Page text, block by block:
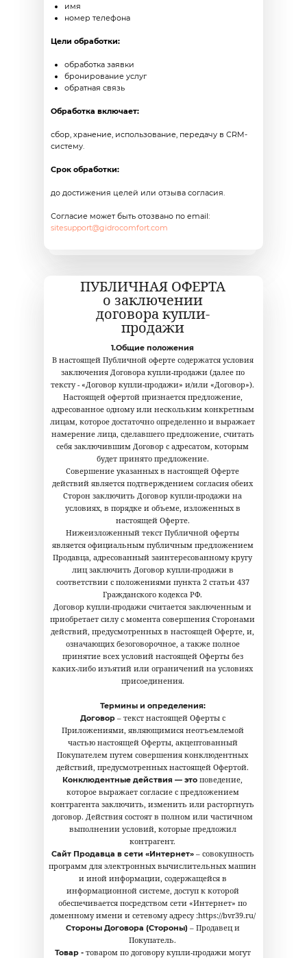
имя
номер телефона
Цели обработки:
обработка заявки
бронирование услуг
обратная связь
Обработка включает:
сбор, хранение, использование, передачу в CRM-
систему.
Срок обработки:
до достижения целей или отзыва согласия.
Согласие может быть отозвано по email:
sitesupport@gidrocomfort.com
ПУБЛИЧНАЯ ОФЕРТА
о заключении
договора купли-
продажи
1.Общие положения
В настоящей Публичной оферте содержатся условия
заключения Договора купли-продажи (далее по
тексту - «Договор купли-продажи» и/или «Договор»).
Настоящей офертой признается предложение,
адресованное одному или нескольким конкретным
лицам, которое достаточно определенно и выражает
намерение лица, сделавшего предложение, считать
себя заключившим Договор с адресатом, которым
будет принято предложение.
Совершение указанных в настоящей Оферте
действий является подтверждением согласия обеих
Сторон заключить Договор купли-продажи на
условиях, в порядке и объеме, изложенных в
настоящей Оферте.
Нижеизложенный текст Публичной оферты
является официальным публичным предложением
Продавца, адресованный заинтересованному кругу
лиц заключить Договор купли-продажи в
соответствии с положениями пункта 2 статьи 437
Гражданского кодекса РФ.
Договор купли-продажи считается заключенным и
приобретает силу с момента совершения Сторонами
действий, предусмотренных в настоящей Оферте, и,
означающих безоговорочное, а также полное
принятие всех условий настоящей Оферты без
каких-либо изъятий или ограничений на условиях
присоединения.
Термины и определения:
Договор– текст настоящей Оферты с
Приложениями, являющимися неотъемлемой
частью настоящей Оферты, акцептованный
Покупателем путем совершения конклюдентных
действий, предусмотренных настоящей Офертой.
Конклюдентные действия — это поведение,
которое выражает согласие с предложением
контрагента заключить, изменить или расторгнуть
договор. Действия состоят в полном или частичном
выполнении условий, которые предложил
контрагент.
Сайт Продавца в сети «Интернет»– совокупность
программ для электронных вычислительных машин
и иной информации, содержащейся в
информационной системе, доступ к которой
обеспечивается посредством сети «Интернет» по
доменному имени и сетевому адресу :https://bvr39.ru/
Стороны Договора (Стороны)– Продавец и
Покупатель.
Товар - товаром по договору купли-продажи могут